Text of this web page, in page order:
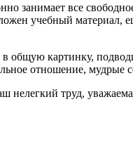
занимает все
учебный материал,
картинку,
отношение, мудрые
труд,